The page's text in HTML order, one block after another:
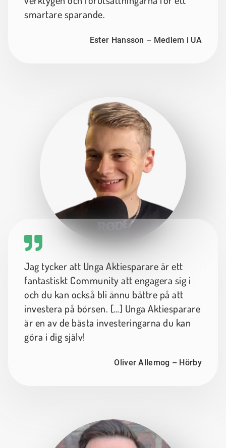
smartare sparande.
Ester Hansson – Medlem i UA
Jag tycker att Unga Aktiesparare är ett
fantastiskt Community att engagera sig i
och du kan också bli ännu bättre på att
investera på börsen. […] Unga Aktiesparare
är en av de bästa investeringarna du kan
göra i dig själv!
Oliver Allemog – Hörby